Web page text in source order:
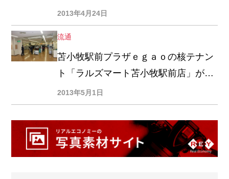
スタイル』初導入した店舗面積１万６
５００㎡の大型ＨＣ
2013年4月24日
流通
苫小牧駅前プラザｅｇａｏの核テナン
ト「ラルズマート苫小牧駅前店」が３
０日閉店、塚本恭孝店長「客数減少が
最大の原因」
2013年5月1日